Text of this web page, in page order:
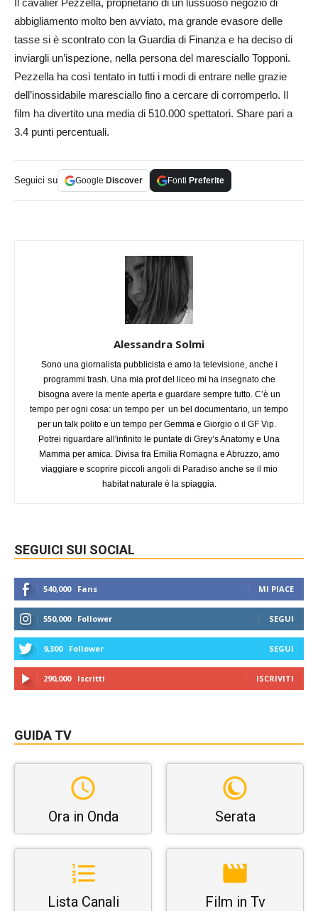
Il cavalier Pezzella, proprietario di un lussuoso negozio di
abbigliamento molto ben avviato, ma grande evasore delle
tasse si è scontrato con la Guardia di Finanza e ha deciso di
inviargli un’ispezione, nella persona del maresciallo Topponi.
Pezzella ha così tentato in tutti i modi di entrare nelle grazie
dell’inossidabile maresciallo fino a cercare di corromperlo. Il
film ha divertito una media di 510.000 spettatori. Share pari a
3.4 punti percentuali.
Seguici su Google Discover Fonti Preferite
Alessandra Solmi
Sono una giornalista pubblicista e amo la televisione, anche i
programmi trash. Una mia prof del liceo mi ha insegnato che
bisogna avere la mente aperta e guardare sempre tutto. C’è un
tempo per ogni cosa: un tempo per un bel documentario, un tempo
per un talk polito e un tempo per Gemma e Giorgio o il GF Vip.
Potrei riguardare all'infinito le puntate di Grey’s Anatomy e Una
Mamma per amica. Divisa fra Emilia Romagna e Abruzzo, amo
viaggiare e scoprire piccoli angoli di Paradiso anche se il mio
habitat naturale è la spiaggia.
SEGUICI SUI SOCIAL
540,000 Fans MI PIACE
550,000 Follower SEGUI
9,300 Follower SEGUI
290,000 Iscritti ISCRIVITI
GUIDA TV
Ora in Onda Serata
Lista Canali Film in Tv